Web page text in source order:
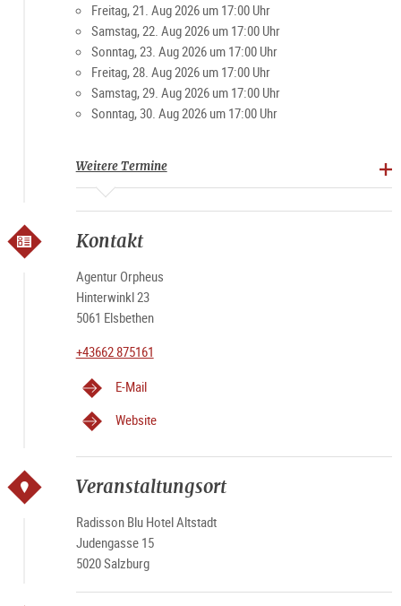
Freitag, 21. Aug 2026 um 17:00 Uhr
Samstag, 22. Aug 2026 um 17:00 Uhr
Sonntag, 23. Aug 2026 um 17:00 Uhr
Freitag, 28. Aug 2026 um 17:00 Uhr
Samstag, 29. Aug 2026 um 17:00 Uhr
Sonntag, 30. Aug 2026 um 17:00 Uhr
Weitere Termine
Kontakt
Agentur Orpheus
Hinterwinkl 23
5061 Elsbethen
+43662 875161
E-Mail
Website
Veranstaltungsort
Radisson Blu Hotel Altstadt
Judengasse 15
5020 Salzburg